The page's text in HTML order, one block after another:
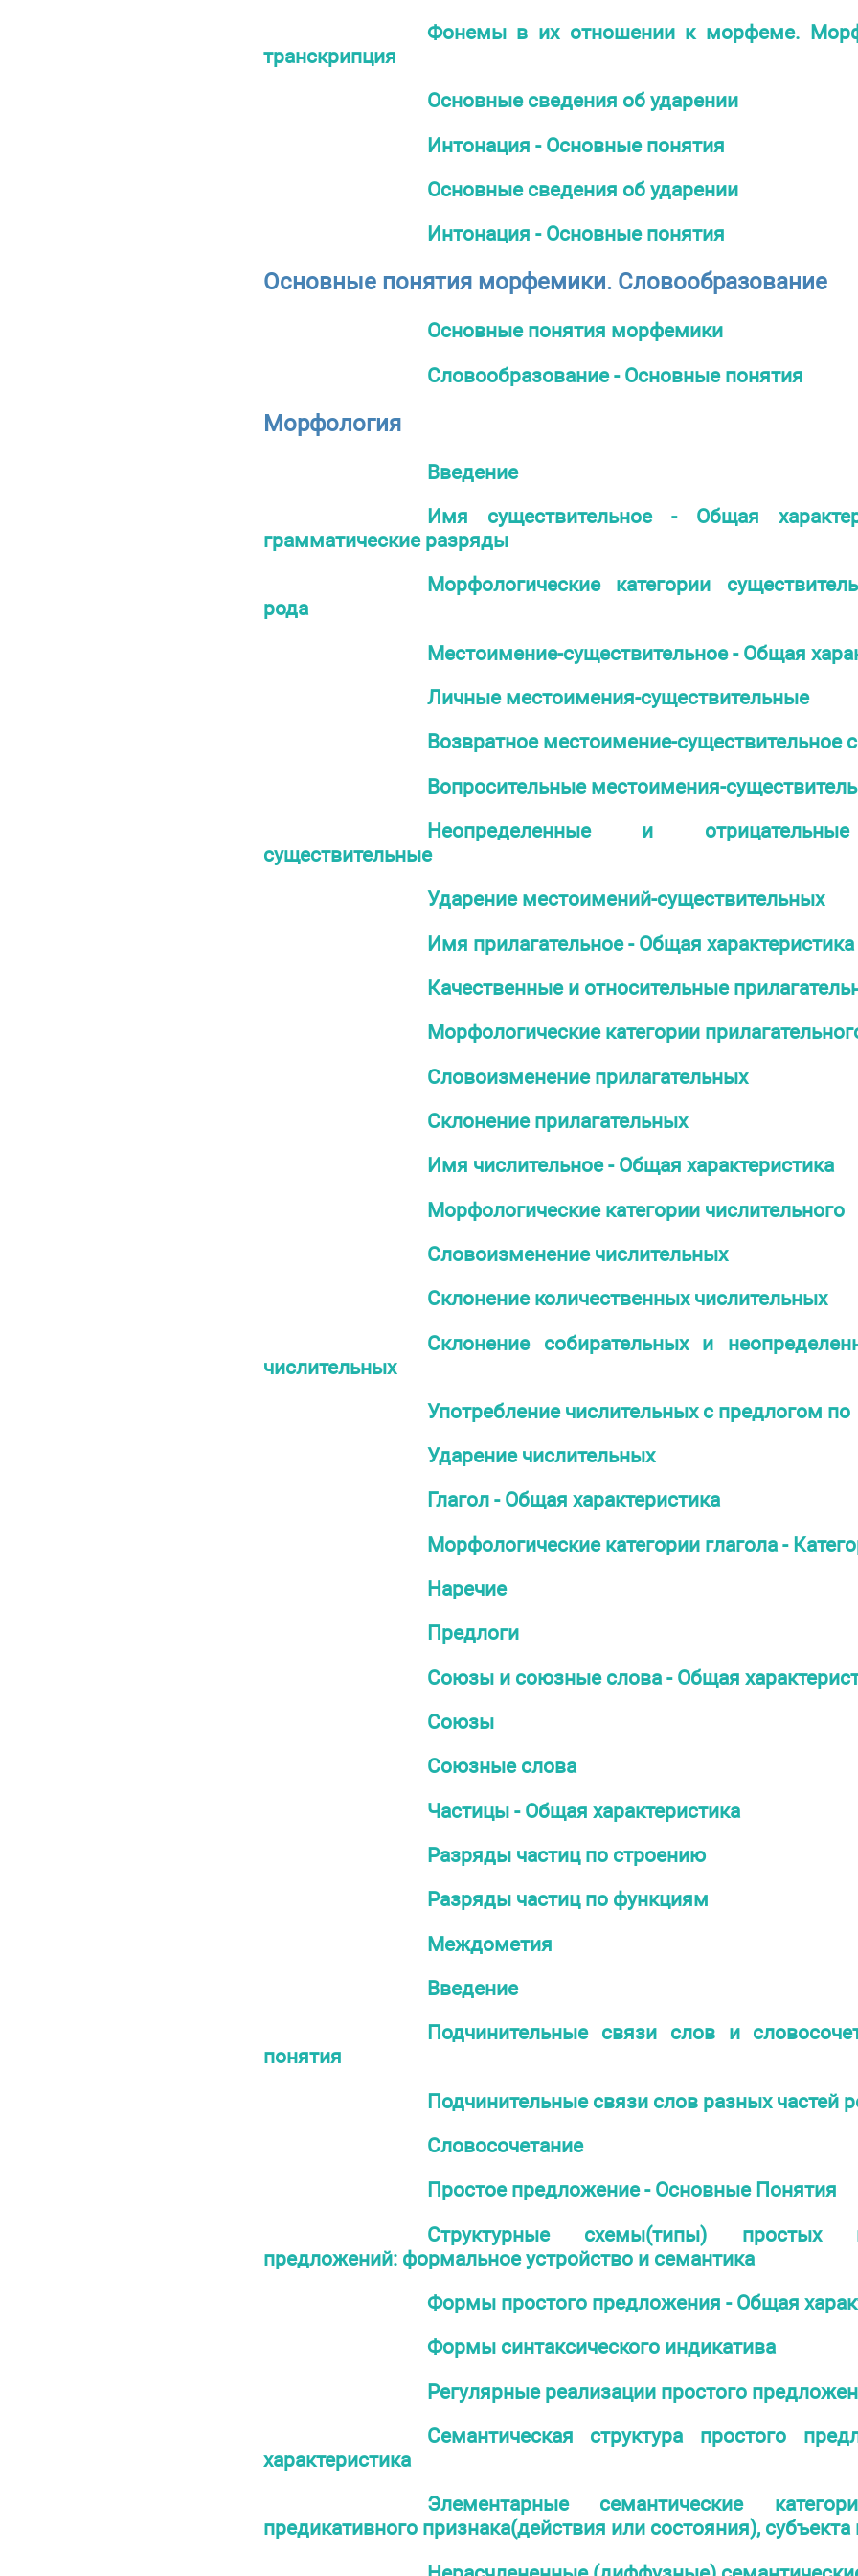
Фонемы в их отношении к морфеме.
транскрипция
Основные сведения об ударении
Интонация - Основные понятия
Основные сведения об ударении
Интонация - Основные понятия
Основные понятия морфемики. Словообразование
Основные понятия морфемики
Словообразование - Основные понятия
Морфология
Введение
Имя существительное - Общая
грамматические разряды
Морфологические категории
рода
Местоимение-существительное - Общая
Личные местоимения-существительные
Возвратное местоимение-существительное
Вопросительные местоимения-
Неопределенные и
существительные
Ударение местоимений-существительных
Имя прилагательное - Общая характеристика
Качественные и относительные
Морфологические категории
Словоизменение прилагательных
Склонение прилагательных
Имя числительное - Общая характеристика
Морфологические категории числительного
Словоизменение числительных
Склонение количественных числительных
Склонение собирательных и
числительных
Употребление числительных с предлогом по
Ударение числительных
Глагол - Общая характеристика
Морфологические категории глагола -
Наречие
Предлоги
Союзы и союзные слова - Общая
Союзы
Союзные слова
Частицы - Общая характеристика
Разряды частиц по строению
Разряды частиц по функциям
Междометия
Введение
Подчинительные связи слов и
понятия
Подчинительные связи слов разных частей
Словосочетание
Простое предложение - Основные Понятия
Структурные схемы(типы) простых
предложений: формальное устройство и семантика
Формы простого предложения - Общая
Формы синтаксического индикатива
Регулярные реализации простого
Семантическая структура простого
характеристика
Элементарные семантические
предикативного признака(действия или состояния), субъекта